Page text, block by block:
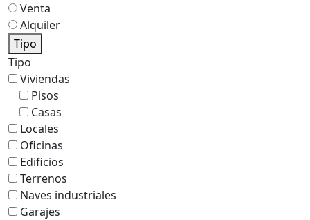
Venta
Alquiler
Tipo
Tipo
Viviendas
Pisos
Casas
Locales
Oficinas
Edificios
Terrenos
Naves industriales
Garajes